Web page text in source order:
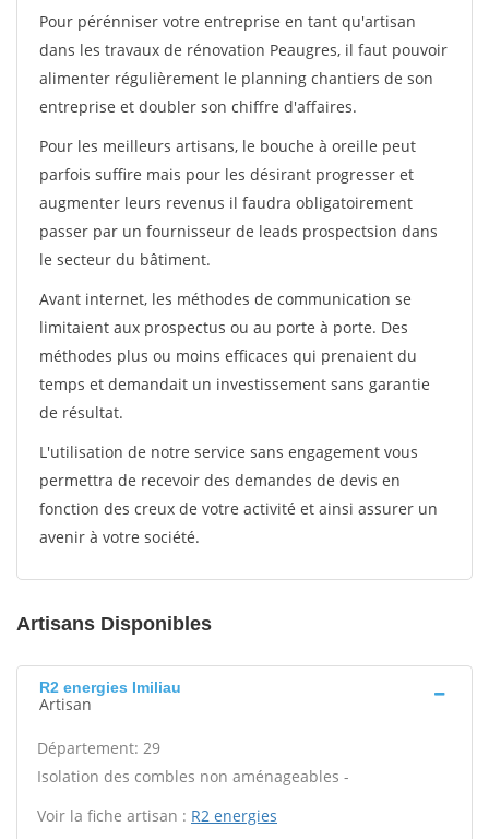
Pour pérénniser votre entreprise en tant qu'artisan
dans les travaux de rénovation Peaugres, il faut pouvoir
alimenter régulièrement le planning chantiers de son
entreprise et doubler son chiffre d'affaires.
Pour les meilleurs artisans, le bouche à oreille peut
parfois suffire mais pour les désirant progresser et
augmenter leurs revenus il faudra obligatoirement
passer par un fournisseur de leads prospectsion dans
le secteur du bâtiment.
Avant internet, les méthodes de communication se
limitaient aux prospectus ou au porte à porte. Des
méthodes plus ou moins efficaces qui prenaient du
temps et demandait un investissement sans garantie
de résultat.
L'utilisation de notre service sans engagement vous
permettra de recevoir des demandes de devis en
fonction des creux de votre activité et ainsi assurer un
avenir à votre société.
Artisans Disponibles
R2 energies Imiliau
Artisan
Département: 29
Isolation des combles non aménageables -
Voir la fiche artisan : R2 energies